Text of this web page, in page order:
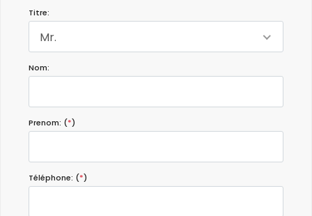
Titre:
Mr.
Nom:
Prenom: (*)
Téléphone: (*)